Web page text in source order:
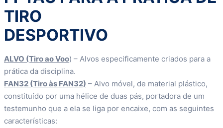
TIRO
DESPORTIVO
ALVO (Tiro ao Voo) – Alvos especificamente criados para a
prática da disciplina.
FAN32 (Tiro às FAN32) – Alvo móvel, de material plástico,
constituído por uma hélice de duas pás, portadora de um
testemunho que a ela se liga por encaixe, com as seguintes
características: